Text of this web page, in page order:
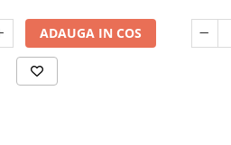
ADAUGA IN COS